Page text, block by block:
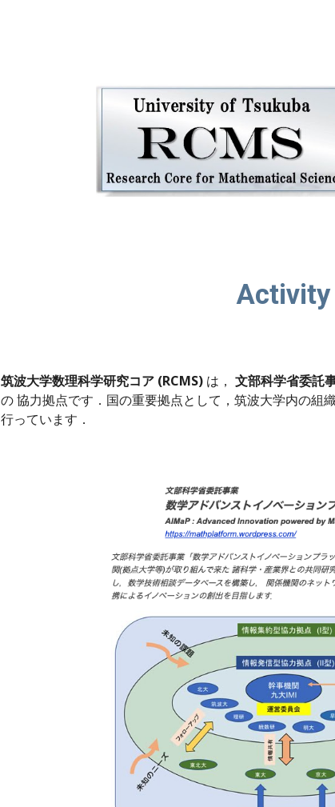
筑波大学数理科学研究コア (RCMS) は，文部科学省委託
の 協力拠点です．国の重要拠点として，筑波大学内の組
行っています．